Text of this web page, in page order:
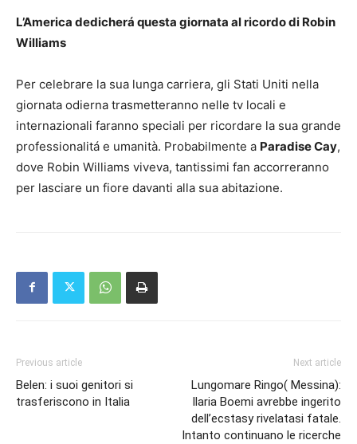
L’America dedicherá questa giornata al ricordo di Robin
Williams
Per celebrare la sua lunga carriera, gli Stati Uniti nella
giornata odierna trasmetteranno nelle tv locali e
internazionali faranno speciali per ricordare la sua grande
professionalitá e umanità. Probabilmente a Paradise Cay,
dove Robin Williams viveva, tantissimi fan accorreranno
per lasciare un fiore davanti alla sua abitazione.
Previous article
Belen: i suoi genitori si
trasferiscono in Italia
Next article
Lungomare Ringo( Messina):
Ilaria Boemi avrebbe ingerito
dell’ecstasy rivelatasi fatale.
Intanto continuano le ricerche